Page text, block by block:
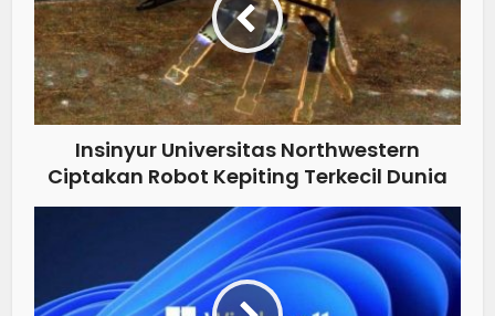
Insinyur Universitas Northwestern
Ciptakan Robot Kepiting Terkecil Dunia